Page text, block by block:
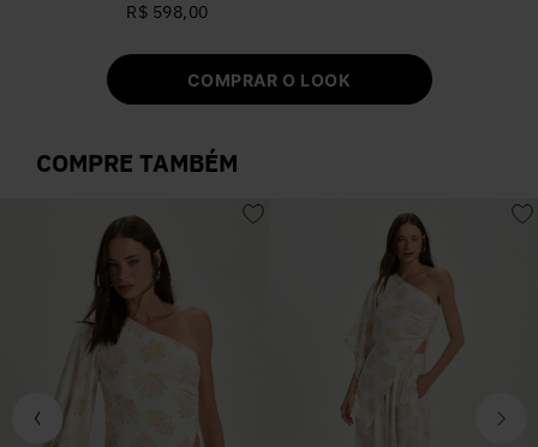
R$ 598,00
COMPRAR O LOOK
COMPRE TAMBÉM